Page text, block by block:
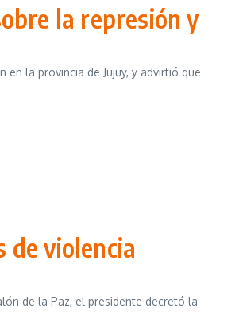
la represión y
la provincia de Jujuy, y advirtió que
de violencia
de la Paz, el presidente decretó la